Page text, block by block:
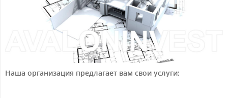
Наша организация предлагает вам свои услуги: